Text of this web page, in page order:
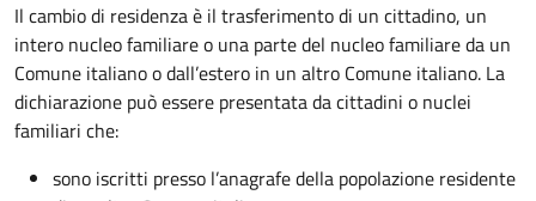
Il cambio di residenza è il trasferimento di un cittadino, un
intero nucleo familiare o una parte del nucleo familiare da un
Comune italiano o dall’estero in un altro Comune italiano. La
dichiarazione può essere presentata da cittadini o nuclei
familiari che:
sono iscritti presso l’anagrafe della popolazione residente